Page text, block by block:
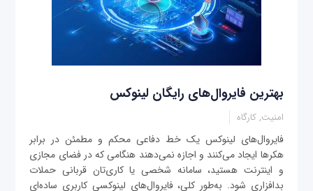
بهترین فایروال‌های رایگان لینوکس
امنیت, کارگاه
فایروال‌های لینوکس یک خط دفاعی محکم و مطمئن در برابر
هکرها ایجاد می‌کنند و اجازه نمی‌دهند هنگامی که در فضای مجازی
و اینترنت هستید، سامانه شخصی یا کاری‌تان قربانی حملات
بدافزاری شود. به‌طور کلی، فایروال‌های لینوکسی کاربری ساده‌ای